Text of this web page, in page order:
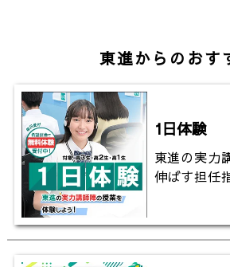
私大
東進からのおす
1日体験
東進の実力
伸ばす担任